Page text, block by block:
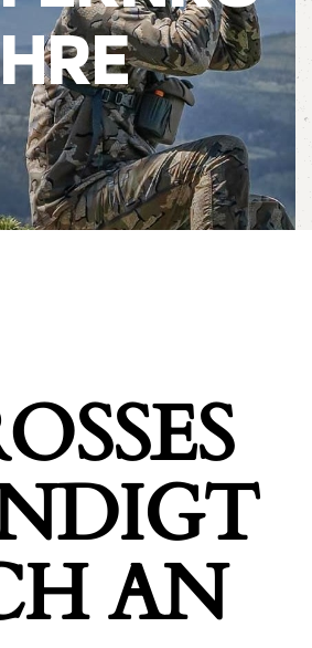
HRE
K
S
AN